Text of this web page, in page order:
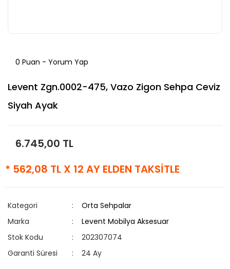
0 Puan - Yorum Yap
Levent Zgn.0002-475, Vazo Zigon Sehpa Ceviz
Siyah Ayak
6.745,00 TL
* 562,08 TL X 12 AY ELDEN TAKSİTLE
Kategori
Orta Sehpalar
Marka
Levent Mobilya Aksesuar
Stok Kodu
202307074
Garanti Süresi
24 Ay